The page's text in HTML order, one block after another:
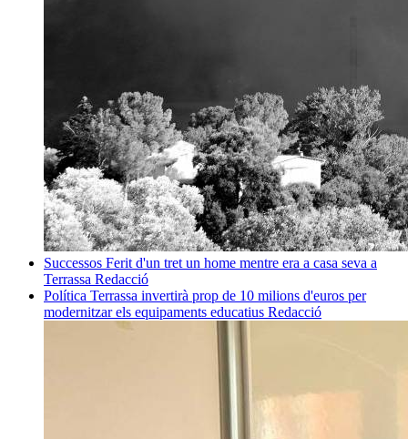
Successos Ferit d'un tret un home mentre era a casa seva a
Terrassa Redacció
Política Terrassa invertirà prop de 10 milions d'euros per
modernitzar els equipaments educatius Redacció